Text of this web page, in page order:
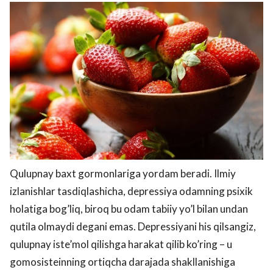
Qulupnay baxt gormonlariga yordam beradi. Ilmiy
izlanishlar tasdiqlashicha, depressiya odamning psixik
holatiga bog’liq, biroq bu odam tabiiy yo’l bilan undan
qutila olmaydi degani emas. Depressiyani his qilsangiz,
qulupnay iste’mol qilishga harakat qilib ko’ring – u
gomosisteinning ortiqcha darajada shakllanishiga